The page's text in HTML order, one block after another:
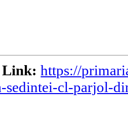
Link: https://
sedintei-cl-parjol-